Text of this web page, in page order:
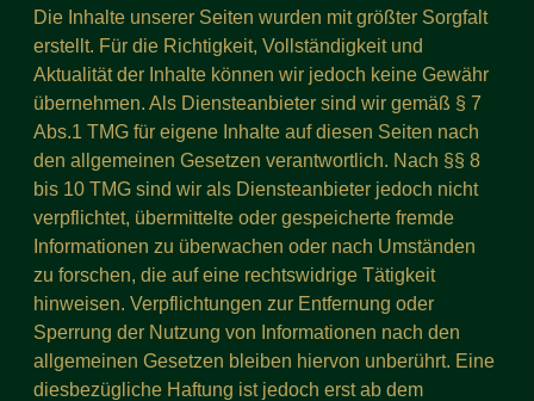
Die Inhalte unserer Seiten wurden mit größter Sorgfalt
erstellt. Für die Richtigkeit, Vollständigkeit und
Aktualität der Inhalte können wir jedoch keine Gewähr
übernehmen. Als Diensteanbieter sind wir gemäß § 7
Abs.1 TMG für eigene Inhalte auf diesen Seiten nach
den allgemeinen Gesetzen verantwortlich. Nach §§ 8
bis 10 TMG sind wir als Diensteanbieter jedoch nicht
verpflichtet, übermittelte oder gespeicherte fremde
Informationen zu überwachen oder nach Umständen
zu forschen, die auf eine rechtswidrige Tätigkeit
hinweisen. Verpflichtungen zur Entfernung oder
Sperrung der Nutzung von Informationen nach den
allgemeinen Gesetzen bleiben hiervon unberührt. Eine
diesbezügliche Haftung ist jedoch erst ab dem